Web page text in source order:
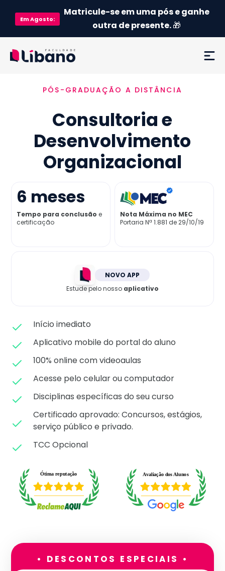
EmAgosto:
Matricule-se em uma pós e ganhe
outra de presente.🎁
Ementa
Como funciona
Credenciamento MEC
Já sou aluno
PÓS-GRADUAÇÃO A DISTÂNCIA
Consultoria e
Desenvolvimento
Organizacional
6 meses
Tempo para conclusão e
certificação
Nota Máxima no MEC
Portaria Nª 1.881 de 29/10/19
NOVO APP
Estude pelo nosso aplicativo
Início imediato
Aplicativo mobile do portal do aluno
100% online com videoaulas
Acesse pelo celular ou computador
Disciplinas específicas do seu curso
Certificado aprovado: Concursos, estágios,
serviço público e privado.
TCC Opcional
• DESCONTOS ESPECIAIS •